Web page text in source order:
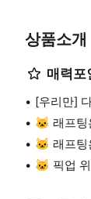
상품소개
매력포
[우리만]
🐱 래프팅
🐱 래프팅
🐱 픽업